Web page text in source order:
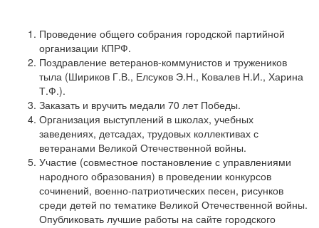
Проведение общего собрания городской партийной
организации КПРФ.
Поздравление ветеранов-коммунистов и тружеников
тыла (Шириков Г.В., Елсуков Э.Н., Ковалев Н.И., Харина
Т.Ф.).
Заказать и вручить медали 70 лет Победы.
Организация выступлений в школах, учебных
заведениях, детсадах, трудовых коллективах с
ветеранами Великой Отечественной войны.
Участие (совместное постановление с управлениями
народного образования) в проведении конкурсов
сочинений, военно-патриотических песен, рисунков
среди детей по тематике Великой Отечественной войны.
Опубликовать лучшие работы на сайте городского